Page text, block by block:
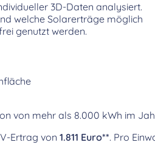
3D-Daten analysiert.
welche Solarerträge möglich
genutzt werden.
von mehr als 8.000 kWh im
Ertrag von 1.811 Euro**. Pro